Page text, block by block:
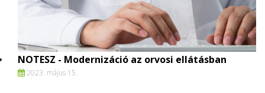
NOTESZ - Modernizáció az orvosi ellátásban
2023. május 15.